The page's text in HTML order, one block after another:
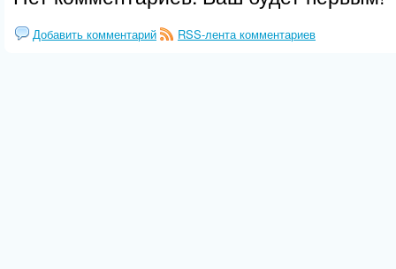
Добавить комментарий RSS-лента комментариев